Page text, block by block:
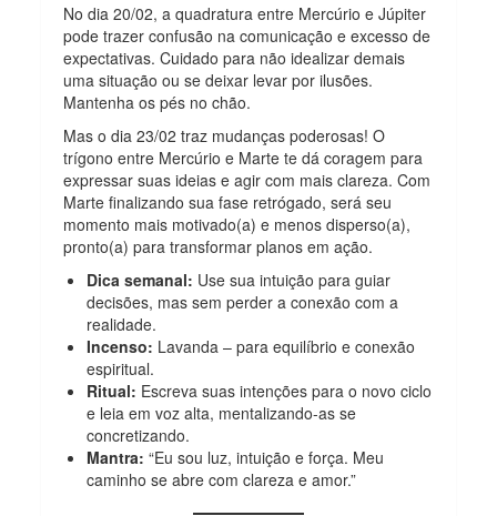
No dia 20/02, a quadratura entre Mercúrio e Júpiter
pode trazer confusão na comunicação e excesso de
expectativas. Cuidado para não idealizar demais
uma situação ou se deixar levar por ilusões.
Mantenha os pés no chão.
Mas o dia 23/02 traz mudanças poderosas! O
trígono entre Mercúrio e Marte te dá coragem para
expressar suas ideias e agir com mais clareza. Com
Marte finalizando sua fase retrógado, será seu
momento mais motivado(a) e menos disperso(a),
pronto(a) para transformar planos em ação.
Dica semanal: Use sua intuição para guiar
decisões, mas sem perder a conexão com a
realidade.
Incenso: Lavanda – para equilíbrio e conexão
espiritual.
Ritual: Escreva suas intenções para o novo ciclo
e leia em voz alta, mentalizando-as se
concretizando.
Mantra: “Eu sou luz, intuição e força. Meu
caminho se abre com clareza e amor.”